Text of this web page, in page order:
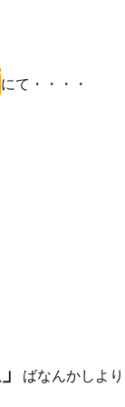
にて・・・・
ばなんかしよ